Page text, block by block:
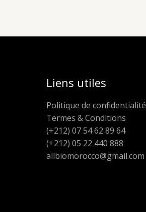
Liens utiles
Politique de confidentialité
Termes & Conditions
(+212) 07 54 62 89 64
(+212) 05 22 440 888
allbiomorocco@gmail.com